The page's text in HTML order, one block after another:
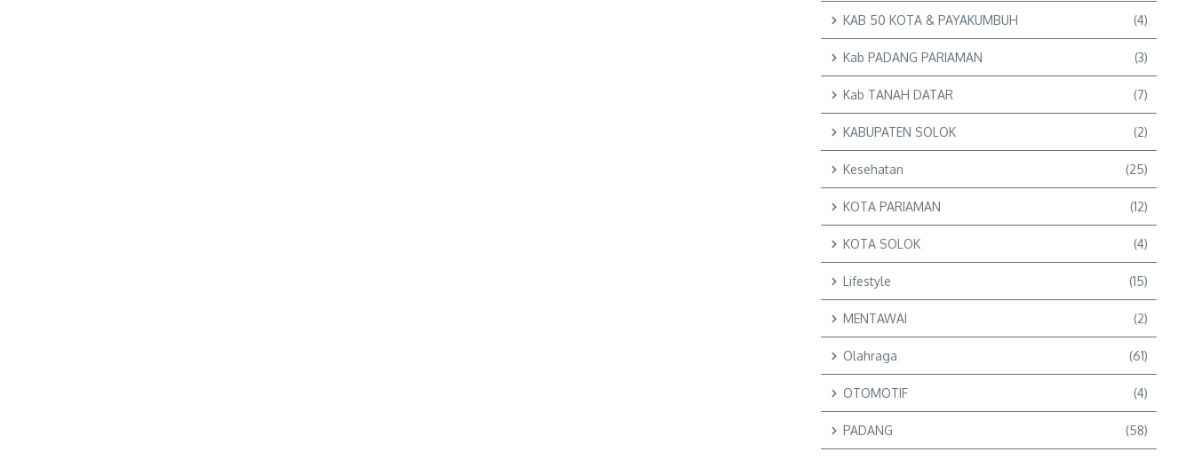
KAB 50 KOTA & PAYAKUMBUH (4)
Kab PADANG PARIAMAN (3)
Kab TANAH DATAR (7)
KABUPATEN SOLOK (2)
Kesehatan (25)
KOTA PARIAMAN (12)
KOTA SOLOK (4)
Lifestyle (15)
MENTAWAI (2)
Olahraga (61)
OTOMOTIF (4)
PADANG (58)